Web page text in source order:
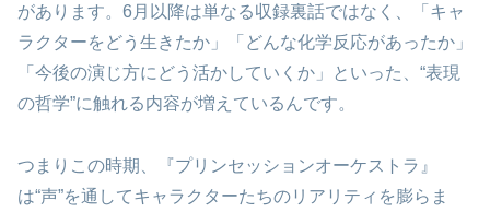
があります。6月以降は単なる収録裏話ではなく、「キャ
ラクターをどう生きたか」「どんな化学反応があったか」
「今後の演じ方にどう活かしていくか」といった、“表現
の哲学”に触れる内容が増えているんです。
つまりこの時期、『プリンセッションオーケストラ』
は“声”を通してキャラクターたちのリアリティを膨らま